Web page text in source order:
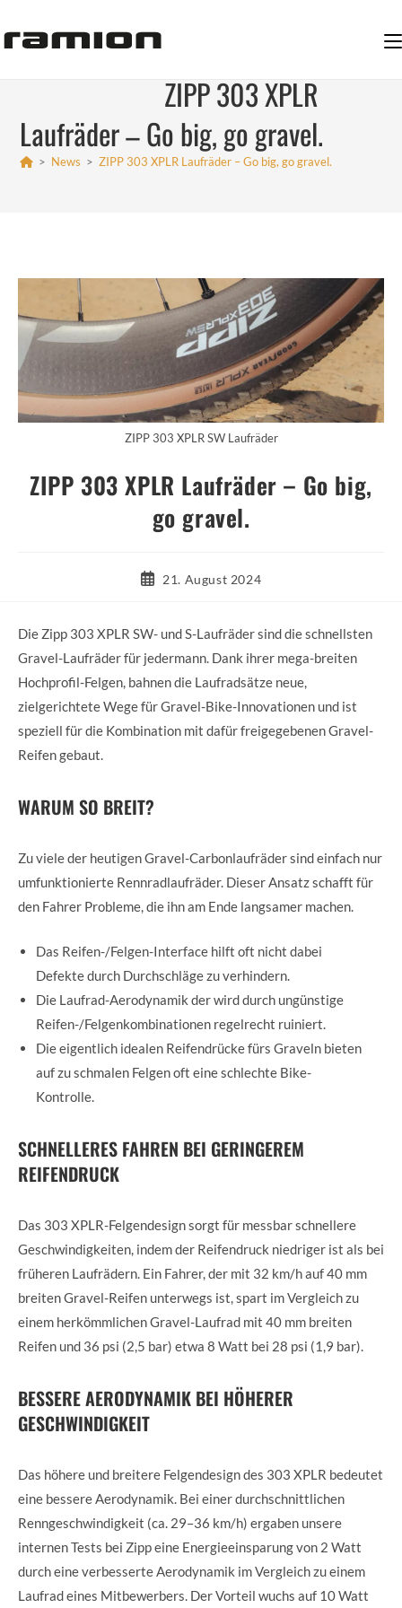
Inhalt
ZIPP 303 XPLR
Laufräder – Go big, go gravel.
> News > ZIPP 303 XPLR Laufräder – Go big, go gravel.
ZIPP 303 XPLR SW Laufräder
ZIPP 303 XPLR Laufräder – Go big,
go gravel.
Beitrag21. August 2024
Die Zipp 303 XPLR SW- und S-Laufräder sind die schnellsten
Gravel-Laufräder für jedermann. Dank ihrer mega-breiten
Hochprofil-Felgen, bahnen die Laufradsätze neue,
zielgerichtete Wege für Gravel-Bike-Innovationen und ist
speziell für die Kombination mit dafür freigegebenen Gravel-
Reifen gebaut.
WARUM SO BREIT?
Zu viele der heutigen Gravel-Carbonlaufräder sind einfach nur
umfunktionierte Rennradlaufräder. Dieser Ansatz schafft für
den Fahrer Probleme, die ihn am Ende langsamer machen.
Das Reifen-/Felgen-Interface hilft oft nicht dabei
Defekte durch Durchschläge zu verhindern.
Die Laufrad-Aerodynamik der wird durch ungünstige
Reifen-/Felgenkombinationen regelrecht ruiniert.
Die eigentlich idealen Reifendrücke fürs Graveln bieten
auf zu schmalen Felgen oft eine schlechte Bike-
Kontrolle.
SCHNELLERES FAHREN BEI GERINGEREM
REIFENDRUCK
Das 303 XPLR-Felgendesign sorgt für messbar schnellere
Geschwindigkeiten, indem der Reifendruck niedriger ist als bei
früheren Laufrädern. Ein Fahrer, der mit 32 km/h auf 40 mm
breiten Gravel-Reifen unterwegs ist, spart im Vergleich zu
einem herkömmlichen Gravel-Laufrad mit 40 mm breiten
Reifen und 36 psi (2,5 bar) etwa 8 Watt bei 28 psi (1,9 bar).
BESSERE AERODYNAMIK BEI HÖHERER
GESCHWINDIGKEIT
Das höhere und breitere Felgendesign des 303 XPLR bedeutet
eine bessere Aerodynamik. Bei einer durchschnittlichen
Renngeschwindigkeit (ca. 29–36 km/h) ergaben unsere
internen Tests bei Zipp eine Energieeinsparung von 2 Watt
durch eine verbesserte Aerodynamik im Vergleich zu einem
Laufrad eines Mitbewerbers. Der Vorteil wuchs auf 10 Watt